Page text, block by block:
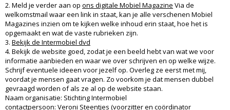
2. Meld je verder aan op ons digitale Mobiel Magazine Via de
welkomstmail waar een link in staat, kan je alle verschenen Mobiel
Magazines inzien om te kijken welke inhoud erin staat, hoe het is
opgemaakt en wat de vaste rubrieken zijn.
3. Bekijk de Intermobiel dvd
4. Bekijk de website goed, zodat je een beeld hebt van wat we voor
informatie aanbieden en waar we over schrijven en op welke wijze.
Schrijf eventuele ideeen voor jezelf op. Overleg ze eerst met mij,
voordat je mensen gaat vragen. Zo voorkom je dat mensen dubbel
gevraagd worden of als ze al op de website staan.
Naam organisatie: Stichting Intermobiel
contactpersoon: Veroni Steentjes (voorzitter en coördinator